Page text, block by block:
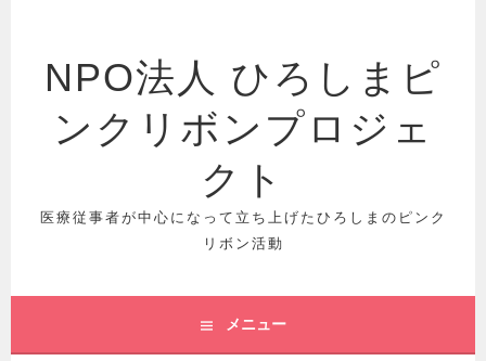
NPO法人 ひろしまピ
ンクリボンプロジェ
クト
医療従事者が中心になって立ち上げたひろしまのピンク
リボン活動
メニュー